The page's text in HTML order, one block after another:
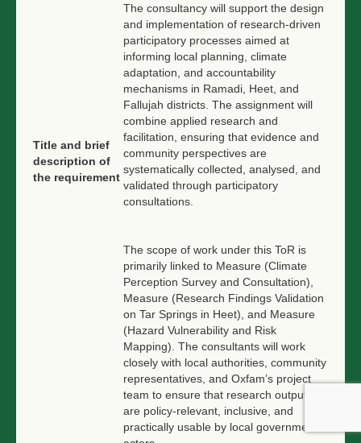
Title and brief
description of
the requirement
The consultancy will support the design
and implementation of research-driven
participatory processes aimed at
informing local planning, climate
adaptation, and accountability
mechanisms in Ramadi, Heet, and
Fallujah districts. The assignment will
combine applied research and
facilitation, ensuring that evidence and
community perspectives are
systematically collected, analysed, and
validated through participatory
consultations.
The scope of work under this ToR is
primarily linked to Measure (Climate
Perception Survey and Consultation),
Measure (Research Findings Validation
on Tar Springs in Heet), and Measure
(Hazard Vulnerability and Risk
Mapping). The consultants will work
closely with local authorities, community
representatives, and Oxfam’s project
team to ensure that research outputs
are policy-relevant, inclusive, and
practically usable by local government